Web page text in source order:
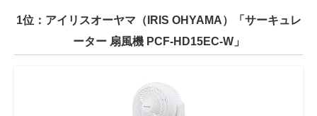
1位：アイリスオーヤマ（IRIS OHYAMA）「サーキュレ
ーター 扇風機 PCF-HD15EC-W」